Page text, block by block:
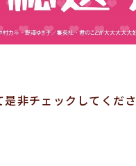
是非チェックしてくださ